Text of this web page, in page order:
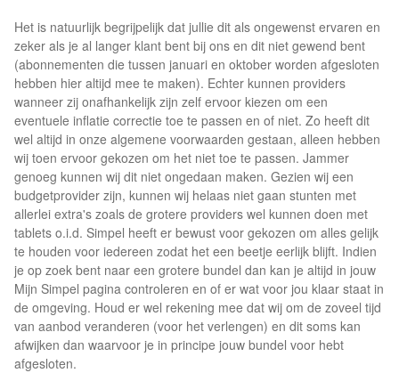
Het is natuurlijk begrijpelijk dat jullie dit als ongewenst ervaren en
zeker als je al langer klant bent bij ons en dit niet gewend bent
(abonnementen die tussen januari en oktober worden afgesloten
hebben hier altijd mee te maken). Echter kunnen providers
wanneer zij onafhankelijk zijn zelf ervoor kiezen om een
eventuele inflatie correctie toe te passen en of niet. Zo heeft dit
wel altijd in onze algemene voorwaarden gestaan, alleen hebben
wij toen ervoor gekozen om het niet toe te passen. Jammer
genoeg kunnen wij dit niet ongedaan maken. Gezien wij een
budgetprovider zijn, kunnen wij helaas niet gaan stunten met
allerlei extra's zoals de grotere providers wel kunnen doen met
tablets o.i.d. Simpel heeft er bewust voor gekozen om alles gelijk
te houden voor iedereen zodat het een beetje eerlijk blijft. Indien
je op zoek bent naar een grotere bundel dan kan je altijd in jouw
Mijn Simpel pagina controleren en of er wat voor jou klaar staat in
de omgeving. Houd er wel rekening mee dat wij om de zoveel tijd
van aanbod veranderen (voor het verlengen) en dit soms kan
afwijken dan waarvoor je in principe jouw bundel voor hebt
afgesloten.